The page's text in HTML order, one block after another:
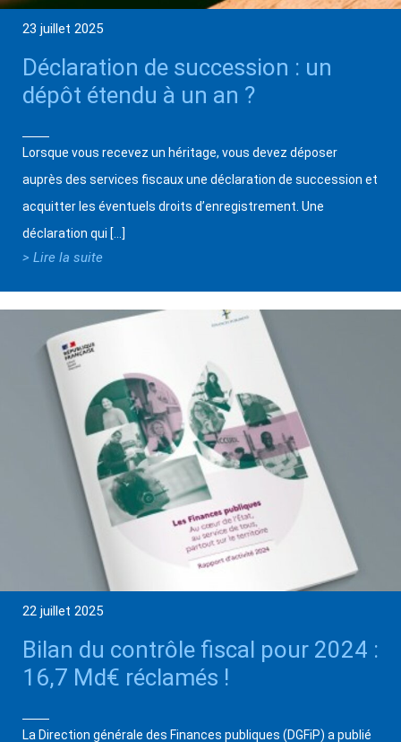
23 juillet 2025
Déclaration de succession : un
dépôt étendu à un an ?
Lorsque vous recevez un héritage, vous devez déposer
auprès des services fiscaux une déclaration de succession et
acquitter les éventuels droits d’enregistrement. Une
déclaration qui […]
> Lire la suite
22 juillet 2025
Bilan du contrôle fiscal pour 2024 :
16,7 Md€ réclamés !
La Direction générale des Finances publiques (DGFiP) a publié